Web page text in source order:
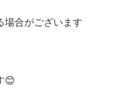
場合がございます
😊